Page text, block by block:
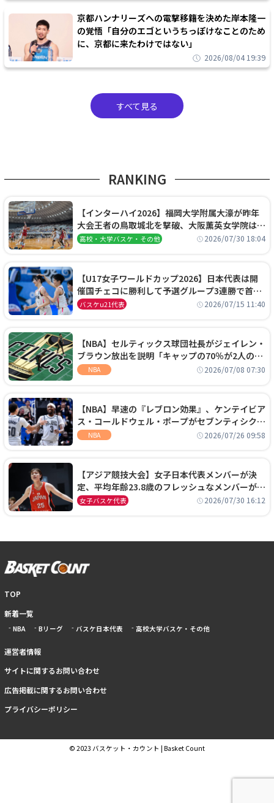
京都ハンナリーズへの電撃移籍を決めた岸本隆一
の覚悟「自分のエゴというちっぽけなことのため
に、京都に来たわけではない」
2026/08/04 19:39
すべて見る
RANKING
【インターハイ2026】福岡大学附属大濠が昨年
大会王者の鳥取城北を撃破、大阪薫英女学院は岐
阜女子に完勝、大会3日目試合結果
高校・大学バスケ・その他 2026/07/30 18:04
【U17女子ワールドカップ2026】日本代表は開
催国チェコに勝利して予選グループ3連勝で首位
通過！準々決勝の相手はエジプトに決定
バスケu21代表 2026/07/15 11:40
【NBA】セルティックス球団社長がジェイレン・
ブラウン放出を説明「キャップの70％が2人の選
手に集中するチームでは勝てない」
NBA 2026/07/08 07:30
【NBA】早速の『レブロン効果』、ケンテイビア
ス・コールドウェル・ポープがセブンティシクサ
ーズに1年契約で加入
NBA 2026/07/26 09:58
【アジア競技大会】女子日本代表メンバーが決
定、平均年齢23.8歳のフレッシュなメンバーが日
本開催の大舞台で頂点を狙う
女子バスケ代表 2026/07/30 16:12
TOP
新着一覧
NBA Bリーグ バスケ日本代表 高校大学バスケ・その他
運営者情報
サイトに関するお問い合わせ
広告掲載に関するお問い合わせ
プライバシーポリシー
© 2023 バスケット・カウント | Basket Count